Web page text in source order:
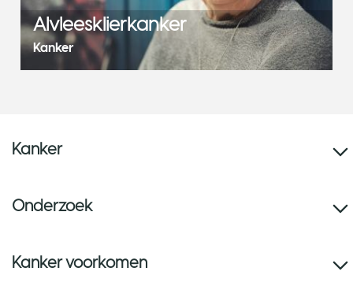
Alvleesklierkanker
Kanker
Kanker
Onderzoek
Kanker voorkomen